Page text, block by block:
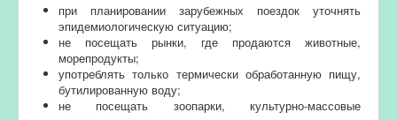
при планировании зарубежных поездок уточнять
эпидемиологическую ситуацию;
не посещать рынки, где продаются животные,
морепродукты;
употреблять только термически обработанную пищу,
бутилированную воду;
не посещать зоопарки, культурно-массовые